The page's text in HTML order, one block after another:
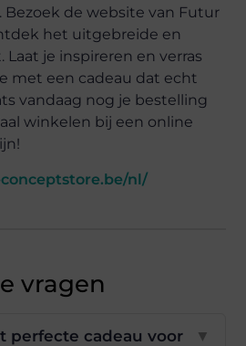
Bezoek de website van Futur
het uitgebreide en
je inspireren en verras
met een cadeau dat echt
vandaag nog je bestelling
winkelen bij een online
nl/
vragen
perfecte cadeau voor
▼